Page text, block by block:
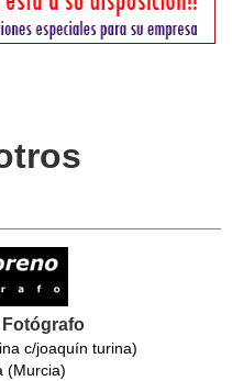
Fotógrafo
c/joaquín turina)
(Murcia)